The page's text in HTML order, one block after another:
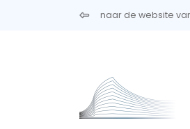
Overslaan en naar de inhoud gaan
naar de website